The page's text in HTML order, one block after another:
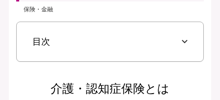
保険・金融
目次
介護・認知症保険とは